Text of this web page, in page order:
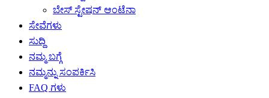
ಬೇಸ್ ಸ್ಟೇಷನ್ ಆಂಟೆನಾ
ಸೇವೆಗಳು
ಸುದ್ದಿ
ನಮ್ಮ ಬಗ್ಗೆ
ನಮ್ಮನ್ನು ಸಂಪರ್ಕಿಸಿ
FAQ ಗಳು